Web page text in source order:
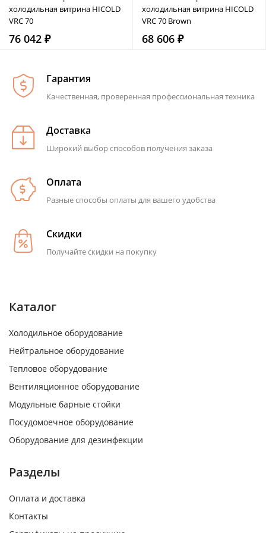
холодильная витрина HICOLD
VRC 70
76 042 ₽
холодильная витрина HICOLD
VRC 70 Brown
68 606 ₽
Гарантия
Качественная, проверенная профессиональная техника
Доставка
Широкий выбор способов получения заказа
Оплата
Разные способы оплаты для вашего удобства
Скидки
Получайте скидки на покупку
Каталог
Холодильное оборудование
Нейтральное оборудование
Тепловое оборудование
Вентиляционное оборудование
Модульные барные стойки
Посудомоечное оборудование
Оборудование для дезинфекции
Разделы
Оплата и доставка
Контакты